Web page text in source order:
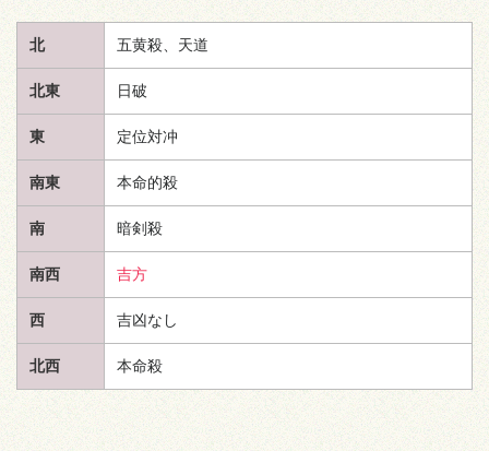
北 五黄殺、 天道
北東 日破
東 定位対冲
南東 本命的殺
南 暗剣殺
南西 吉方
西 吉凶なし
北西 本命殺